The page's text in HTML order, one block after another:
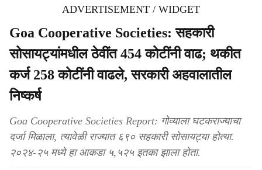
ADVERTISEMENT / WIDGET
Goa Cooperative Societies: सहकारी
सोसायट्यांमधील ठेवींत 454 कोटींनी वाढ; थकीत
कर्ज 258 कोटींनी वाढले, सरकारी अहवालातील
निष्कर्ष
Goa Cooperative Societies Report: गोव्‍याला घटकराज्‍याचा
दर्जा मिळाला, त्‍यावेळी राज्‍यात ६९० सहकारी सोसायट्या होत्‍या.
२०२४-२५ मध्‍ये हा आकडा ५,५२५ इतका झाला होता.